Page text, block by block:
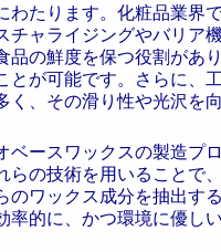
たります。化粧品業界
ャライジングやバリア
の鮮度を保つ役割があ
が可能です。さらに、
、その滑り性や光沢を
ースワックスの製造プ
の技術を用いることで
ワックス成分を抽出す
的に、かつ環境に優し